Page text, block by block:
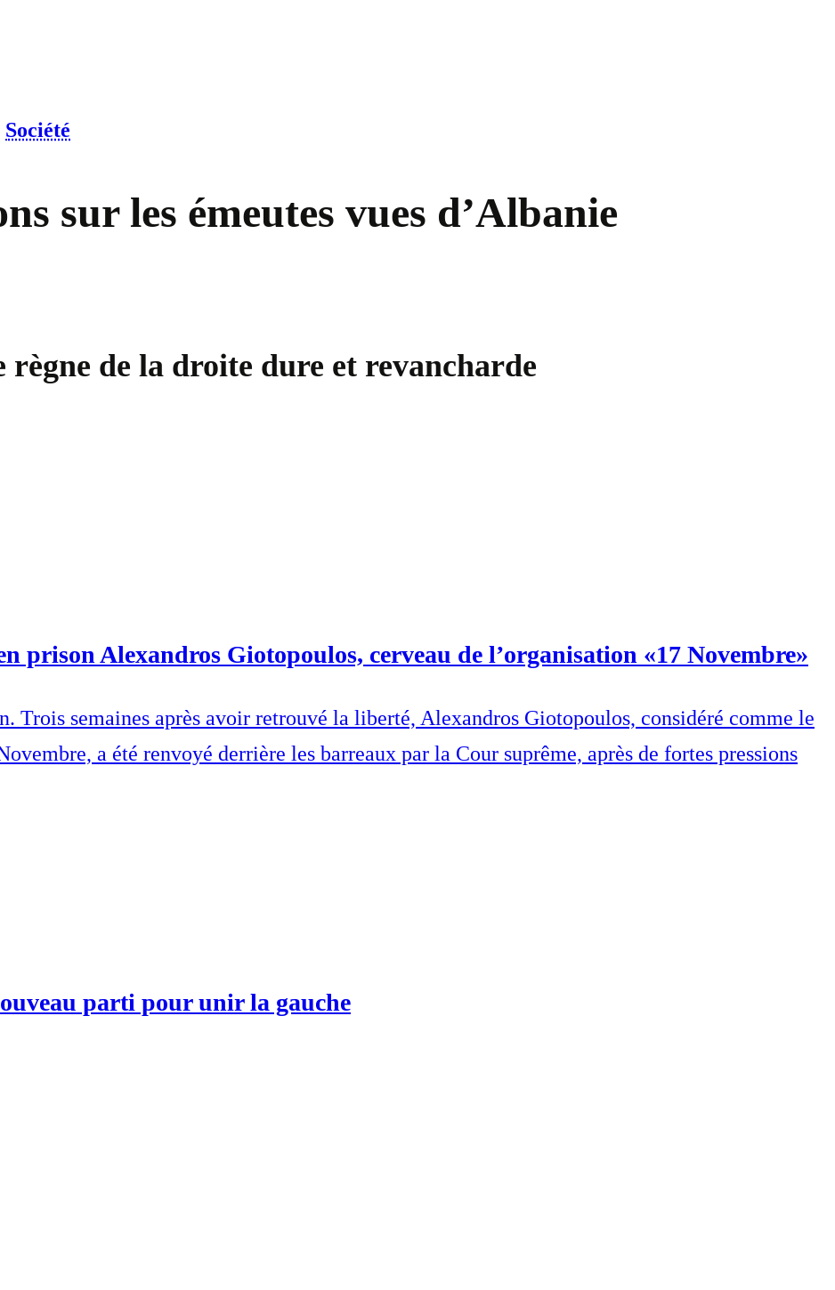
Société
sur les émeutes vues d’Albanie
de la droite dure et revancharde
prison Alexandros Giotopoulos, cerveau de l’organisation «17 Novembre»
Trois semaines après avoir retrouvé la liberté, Alexandros Giotopoulos, considéré comme le
a été renvoyé derrière les barreaux par la Cour suprême, après de fortes pressions
parti pour unir la gauche